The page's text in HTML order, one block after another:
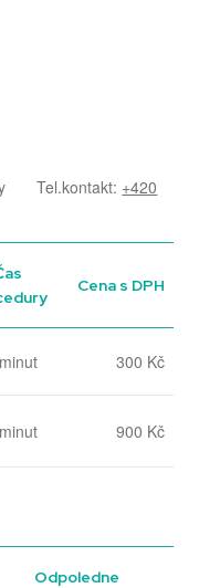
Tel.kontakt: +420
Cena s DPH
300 Kč
900 Kč
Odpoledne